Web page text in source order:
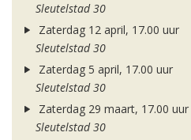
Sleutelstad 30
Zaterdag 12 april, 17.00 uur
Sleutelstad 30
Zaterdag 5 april, 17.00 uur
Sleutelstad 30
Zaterdag 29 maart, 17.00 uur
Sleutelstad 30